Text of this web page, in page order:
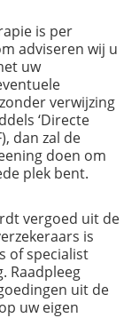
is per
adviseren wij u
uw
verwijzing
‘Directe
dan zal de
doen om
plek bent.
vergoed uit de
is
of specialist
Raadpleeg
uit de
uw eigen